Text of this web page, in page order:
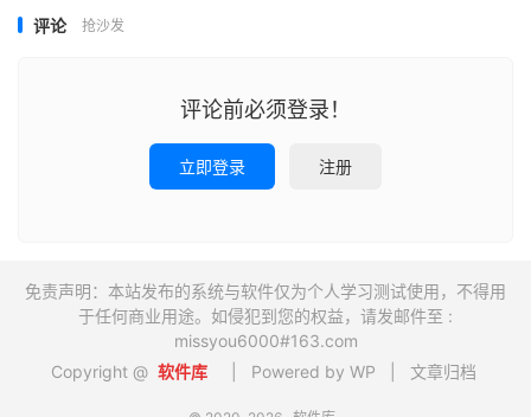
评论 抢沙发
评论前必须登录！
立即登录 注册
免责声明：本站发布的系统与软件仅为个人学习测试使用，不得用
于任何商业用途。如侵犯到您的权益，请发邮件至 :
missyou6000#163.com
Copyright @ 软件库 | Powered by WP | 文章归档